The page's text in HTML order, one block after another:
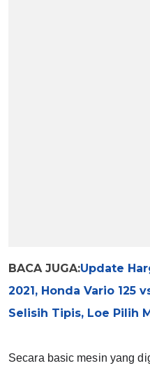
BACA JUGA:Update
2021, Honda Vario 125
Selisih Tipis, Loe Pilih
Secara basic mesin yang